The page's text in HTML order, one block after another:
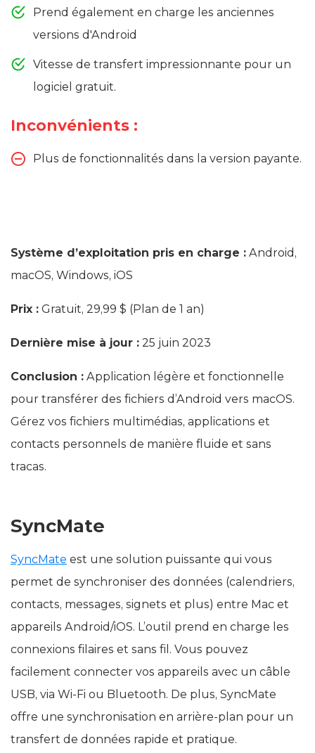
Prend également en charge les anciennes
versions d'Android
Vitesse de transfert impressionnante pour un
logiciel gratuit.
Inconvénients :
Plus de fonctionnalités dans la version payante.
Système d’exploitation pris en charge : Android,
macOS, Windows, iOS
Prix : Gratuit, 29,99 $ (Plan de 1 an)
Dernière mise à jour : 25 juin 2023
Conclusion : Application légère et fonctionnelle
pour transférer des fichiers d’Android vers macOS.
Gérez vos fichiers multimédias, applications et
contacts personnels de manière fluide et sans
tracas.
SyncMate
SyncMate est une solution puissante qui vous
permet de synchroniser des données (calendriers,
contacts, messages, signets et plus) entre Mac et
appareils Android/iOS. L’outil prend en charge les
connexions filaires et sans fil. Vous pouvez
facilement connecter vos appareils avec un câble
USB, via Wi-Fi ou Bluetooth. De plus, SyncMate
offre une synchronisation en arrière-plan pour un
transfert de données rapide et pratique.